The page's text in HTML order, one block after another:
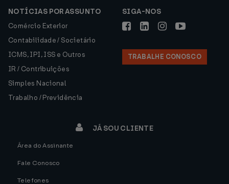
NOTÍCIAS POR ASSUNTO
Comércio Exterior
Contabilidade / Societário
ICMS, IPI, ISS e Outros
IR / Contribuições
Simples Nacional
Trabalho / Previdência
SIGA-NOS
TRABALHE CONOSCO
JÁ SOU CLIENTE
Área do Assinante
Fale Conosco
Telefones